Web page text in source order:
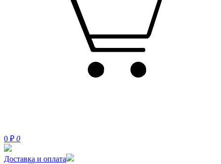
0 ₽ 0
Доставка и оплата